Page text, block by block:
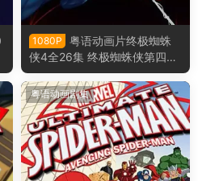
1080P
粤语动画片终极蜘蛛
侠4全26集 终极蜘蛛侠第四季
粤语版
粤语动画剧集